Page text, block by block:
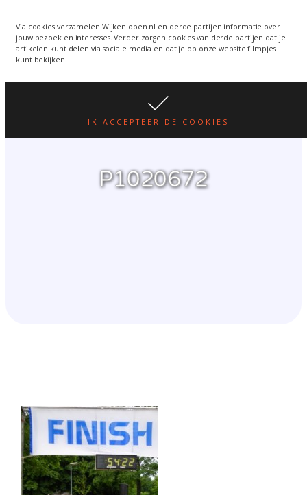
Via cookies verzamelen Wijkenlopen.nl en derde partijen informatie over
jouw bezoek en interesses. Verder zorgen cookies van derde partijen dat je
artikelen kunt delen via sociale media en dat je op onze website filmpjes
kunt bekijken.
IK ACCEPTEER DE COOKIES
wordt een week verplaatst
i.v.m. warmte. lees hier
WIJKENLOPEN.NL
P1020672